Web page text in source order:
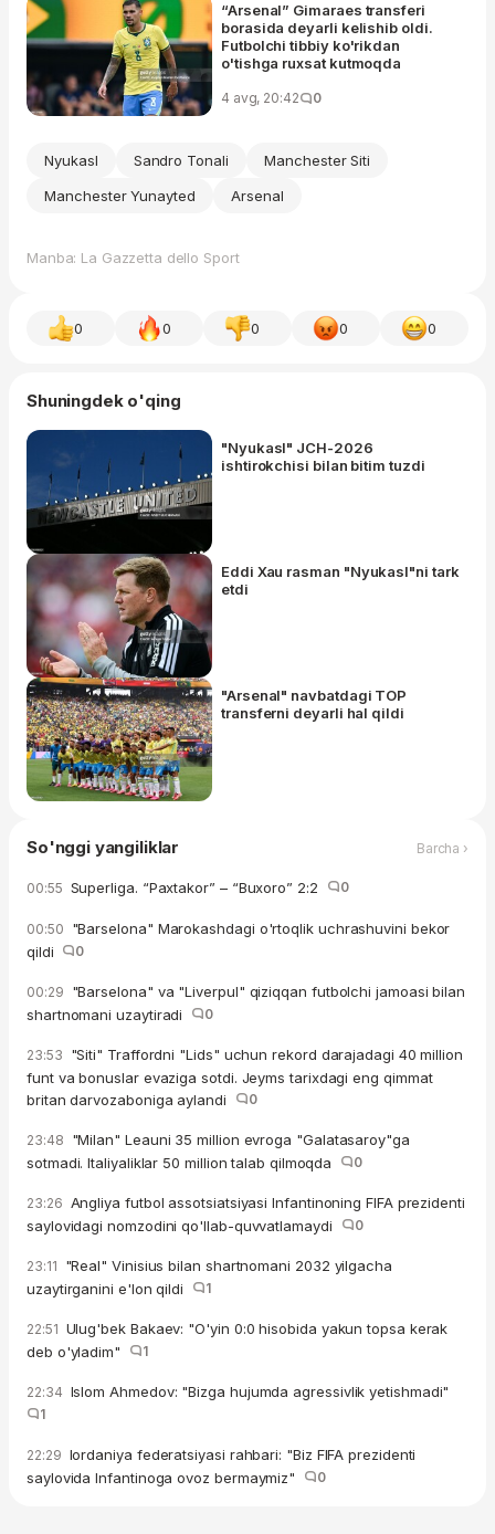
“Arsenal” Gimaraes transferi
borasida deyarli kelishib oldi.
Futbolchi tibbiy ko'rikdan
o'tishga ruxsat kutmoqda
4 avg, 20:42 0
Nyukasl Sandro Tonali
Manchester Siti
Manchester Yunayted
Arsenal
Manba: La Gazzetta dello Sport
0 0 0 0 0
Shuningdek o'qing
"Nyukasl" JCH-2026
ishtirokchisi bilan bitim tuzdi
Eddi Xau rasman "Nyukasl"ni tark
etdi
"Arsenal" navbatdagi TOP
transferni deyarli hal qildi
So'nggi yangiliklar Barcha ›
00:55 Superliga. “Paxtakor” – “Buxoro” 2:2 0
00:50 "Barselona" Marokashdagi o'rtoqlik uchrashuvini bekor
qildi
0
00:29 "Barselona" va "Liverpul" qiziqqan futbolchi jamoasi bilan
shartnomani uzaytiradi
0
23:53 "Siti" Traffordni "Lids" uchun rekord darajadagi 40 million
funt va bonuslar evaziga sotdi. Jeyms tarixdagi eng qimmat
britan darvozaboniga aylandi
0
23:48 "Milan" Leauni 35 million evroga "Galatasaroy"ga
sotmadi. Italiyaliklar 50 million talab qilmoqda
0
23:26 Angliya futbol assotsiatsiyasi Infantinoning FIFA prezidenti
saylovidagi nomzodini qo'llab-quvvatlamaydi
0
23:11 "Real" Vinisius bilan shartnomani 2032 yilgacha
uzaytirganini e'lon qildi
1
22:51 Ulug'bek Bakaev: "O'yin 0:0 hisobida yakun topsa kerak
deb o'yladim"
1
22:34 Islom Ahmedov: "Bizga hujumda agressivlik yetishmadi"
1
22:29 Iordaniya federatsiyasi rahbari: "Biz FIFA prezidenti
saylovida Infantinoga ovoz bermaymiz"
0